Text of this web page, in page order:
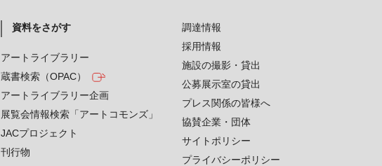
資料をさがす
アートライブラリー
蔵書検索（OPAC）
アートライブラリー企画
展覧会情報検索「アートコモンズ」
JACプロジェクト
刊行物
調達情報
採用情報
施設の撮影・貸出
公募展示室の貸出
プレス関係の皆様へ
協賛企業・団体
サイトポリシー
プライバシーポリシー